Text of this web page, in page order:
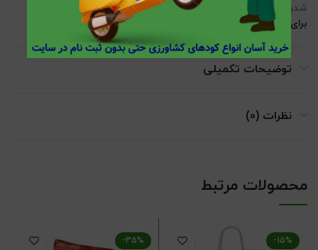
شدن می‌باشد.
برای استفاده دقیق از این محصول به اینجا مراجعه کنید .
توضیحات تکمیلی
نظرات (0)
محصولات مرتبط
-15%
-35%